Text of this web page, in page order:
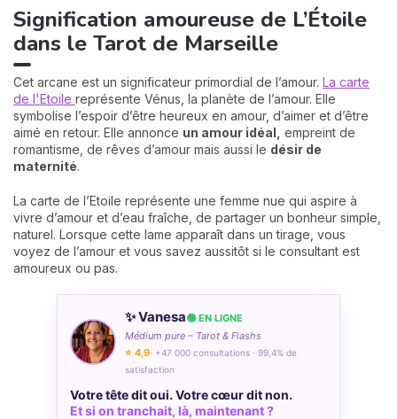
Signification amoureuse de L’Étoile
dans le Tarot de Marseille
Cet arcane est un significateur primordial de l’amour. La carte
de l'Etoile représente Vénus, la planète de l’amour. Elle
symbolise l’espoir d’être heureux en amour, d’aimer et d’être
aimé en retour. Elle annonce un amour idéal, empreint de
romantisme, de rêves d’amour mais aussi le désir de
maternité.
La carte de l’Etoile représente une femme nue qui aspire à
vivre d’amour et d’eau fraîche, de partager un bonheur simple,
naturel. Lorsque cette lame apparaît dans un tirage, vous
voyez de l’amour et vous savez aussitôt si le consultant est
amoureux ou pas.
✨ Vanesa🟢 EN LIGNE
Médium pure – Tarot & Flashs
⭐ 4,9· +47 000 consultations · 99,4% de
satisfaction
Votre tête dit oui. Votre cœur dit non.
Et si on tranchait, là, maintenant ?